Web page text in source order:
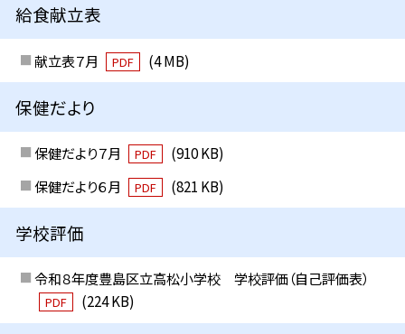
給食献立表
献立表７月 PDF (4 MB)
保健だより
保健だより７月 PDF
(910 KB)
保健だより６月
PDF (821 KB)
学校評価
令和８年度豊島区立高松小学校 学校評価（自己評価表）
PDF (224 KB)